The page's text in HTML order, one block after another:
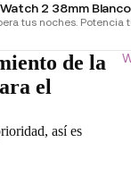
2 38mm
tus noches. Potencia
de la
el
así es